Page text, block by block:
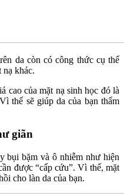
da còn có công thức cụ thể
nạ khác.
cao của mặt nạ sinh học đó là
thế sẽ giúp da của bạn thẩm
giãn
bụi bặm và ô nhiễm như hiện
được “cấp cứu”. Vì thế, mặt
cho làn da của bạn.